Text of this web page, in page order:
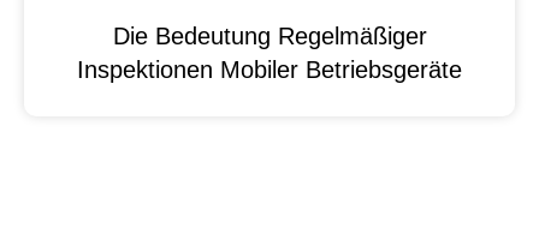
Die Bedeutung Regelmäßiger
Inspektionen Mobiler Betriebsgeräte